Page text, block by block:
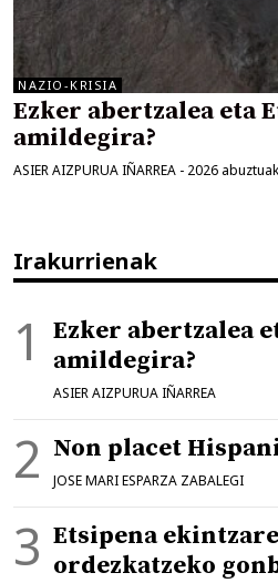
NAZIO-KRISIA
Ezker abertzalea eta
amildegira?
ASIER AIZPURUA IÑARREA - 2026
Irakurrienak
Ezker abertzalea
amildegira?
ASIER AIZPURUA IÑARREA
Non placet
JOSE MARI ESPARZA ZABALEGI
Etsipena
ordezkatzeko